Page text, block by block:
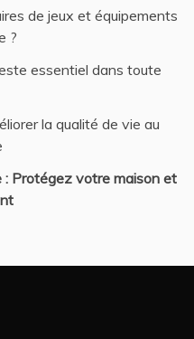
de jeux et équipements
?
essentiel dans toute
la qualité de vie au
: Protégez votre maison et